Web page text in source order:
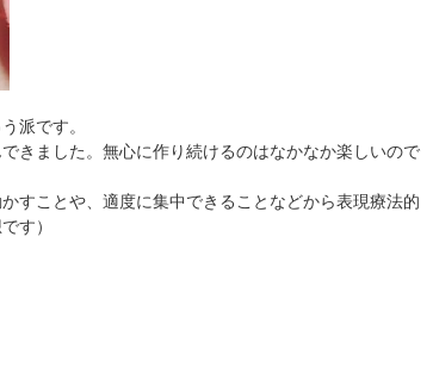
派です。
きました。無心に作り続けるのはなかなか楽しいので
すことや、適度に集中できることなどから表現療法的
す）